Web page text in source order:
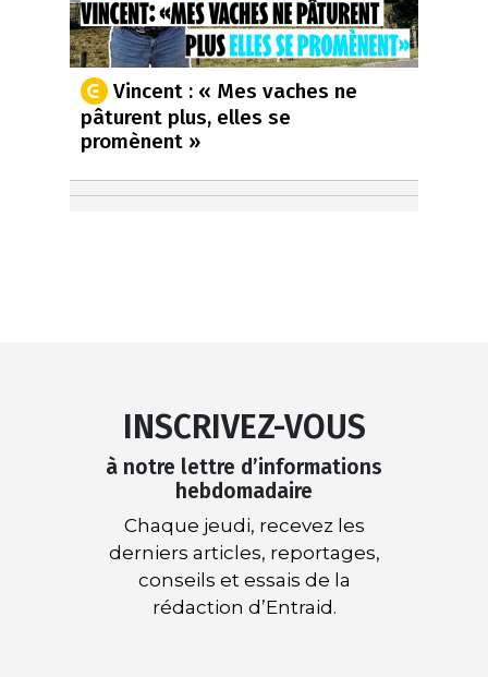
Vincent : « Mes vaches ne
pâturent plus, elles se
promènent »
INSCRIVEZ-VOUS
à notre lettre d’informations
hebdomadaire
Chaque jeudi, recevez les
derniers articles, reportages,
conseils et essais de la
rédaction d’Entraid.